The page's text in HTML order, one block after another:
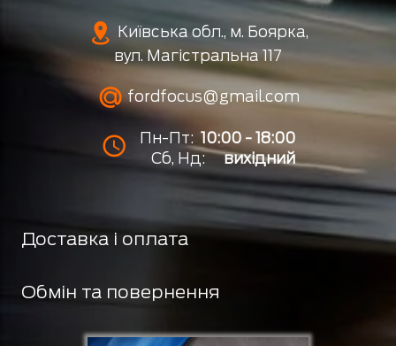
Київська обл., м. Боярка,
вул. Магістральна 117
fordfocus@gmail.com
Пн-Пт: 10:00 - 18:00
Сб, Нд:
вихідний
Доставка і оплата
Обмін та повернення